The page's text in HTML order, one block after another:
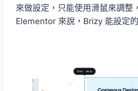
來做設定，只能使用滑鼠來調整
Elementor 來說，Brizy 能設定